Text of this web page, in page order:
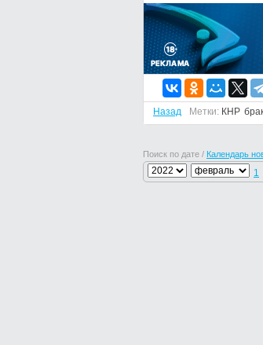
Назад Метки: КНР
Поиск по дате / Календарь
1